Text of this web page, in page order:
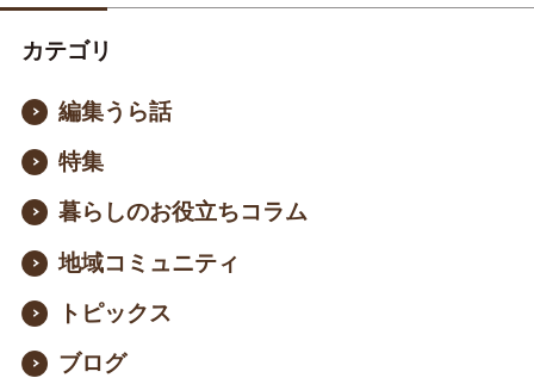
カテゴリ
編集うら話
特集
暮らしのお役立ちコラム
地域コミュニティ
トピックス
ブログ